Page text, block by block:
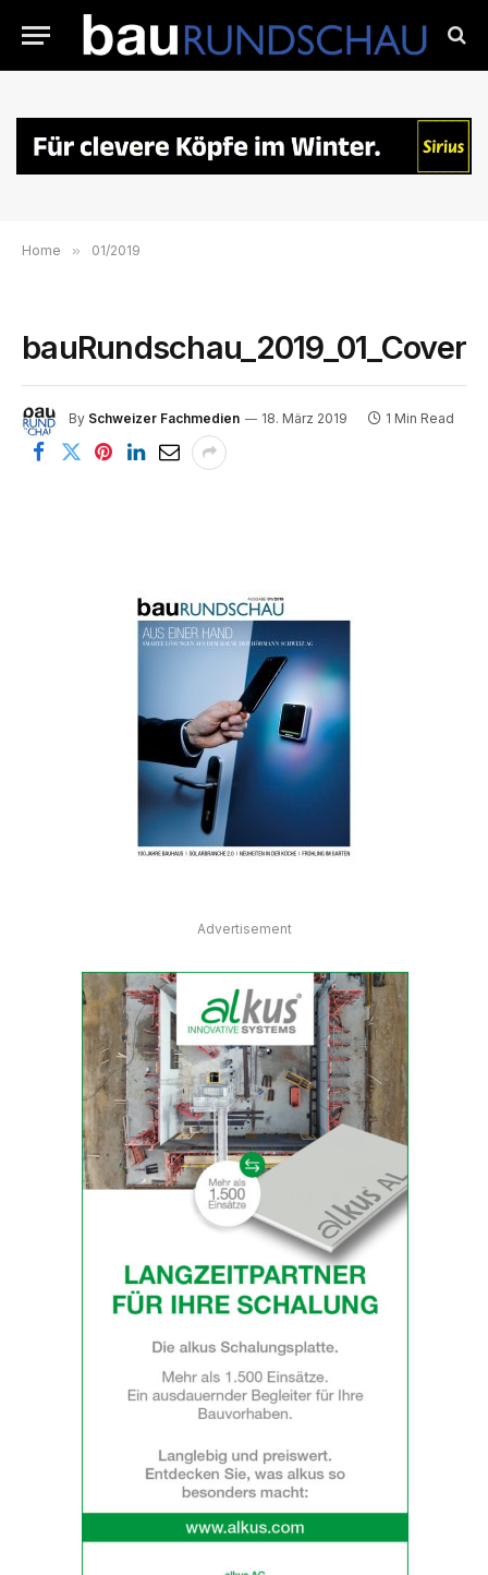
Home » 01/2019
bauRundschau_2019_01_Cover
By Schweizer Fachmedien 18. März 2019 1 Min Read
Advertisement